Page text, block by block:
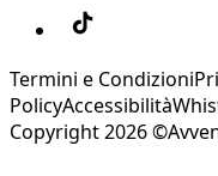
Termini e Condizioni
PolicyAccessibilità
Copyright 2026